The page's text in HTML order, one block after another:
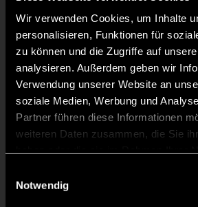
Wir verwenden Cookies, um Inhalte
personalisieren, Funktionen für
zu können und die Zugriffe auf
analysieren. Außerdem geben wir
Verwendung unserer Website an
soziale Medien, Werbung und
Partner führen diese Informationen
weiteren Daten zusammen, die Sie
Notwendig
Gustav
R.
Richard
K.
Staff